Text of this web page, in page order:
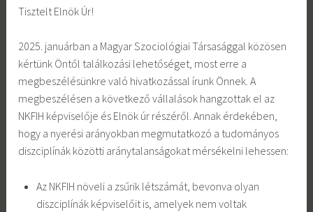
Tisztelt Elnök Úr!
2025. januárban a Magyar Szociológiai Társasággal közösen
kértünk Öntől találkozási lehetőséget, most erre a
megbeszélésünkre való hivatkozással írunk Önnek. A
megbeszélésen a következő vállalások hangzottak el az
NKFIH képviselője és Elnök úr részéről. Annak érdekében,
hogy a nyerési arányokban megmutatkozó a tudományos
diszciplínák közötti aránytalanságokat mérsékelni lehessen:
Az NKFIH növeli a zsűrik létszámát, bevonva olyan
diszciplínák képviselőit is, amelyek nem voltak